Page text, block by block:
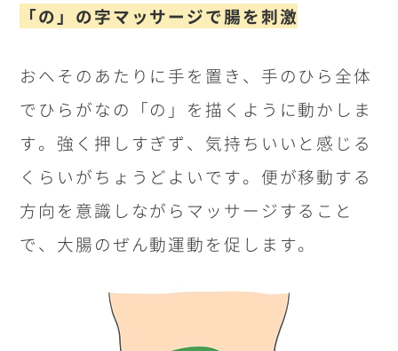
「の」の字マッサージで腸を刺激
おへそのあたりに手を置き、手のひら全体
でひらがなの「の」を描くように動かしま
す。強く押しすぎず、気持ちいいと感じる
くらいがちょうどよいです。便が移動する
方向を意識しながらマッサージすること
で、大腸のぜん動運動を促します。